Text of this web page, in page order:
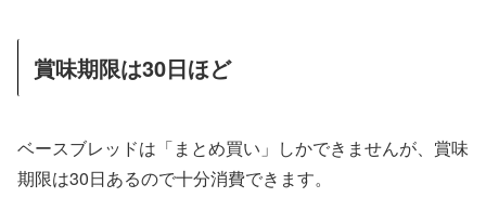
賞味期限は30日ほど
ベースブレッドは「まとめ買い」しかできませんが、賞味
期限は30日あるので十分消費できます。